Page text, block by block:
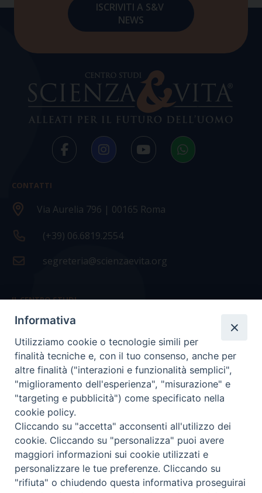
CONTATTI
Via Aurelia 796 | 00165 Roma
(+39) 06.6819.2554
segreteria@scienzaevita.org
IL CENTRO STUDI
La nostra storia
Statuto
Presidenza e ufficio presidenza
Consiglio scientifico
Coordinamento nazionale
COPYRIGHT Scienza & Vita - C.F96600690588- Tutti i
Informativa
Utilizziamo cookie o tecnologie simili per
finalità tecniche e, con il tuo consenso, anche per
altre finalità ("interazioni e funzionalità semplici",
"miglioramento dell'esperienza", "misurazione" e
"targeting e pubblicità") come specificato nella
cookie policy.
Cliccando su "accetta" acconsenti all'utilizzo dei
cookie. Cliccando su "personalizza" puoi avere
maggiori informazioni sui cookie utilizzati e
personalizzare le tue preferenze. Cliccando su
"rifiuta" o chiudendo questa informativa proseguirai